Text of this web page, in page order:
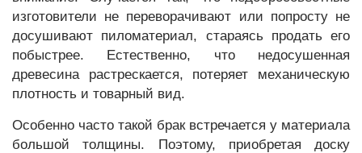
изготовители не переворачивают или попросту не
досушивают пиломатериал, стараясь продать его
побыстрее. Естественно, что недосушенная
древесина растрескается, потеряет механическую
плотность и товарный вид.
Особенно часто такой брак встречается у материала
большой толщины. Поэтому, приобретая доску